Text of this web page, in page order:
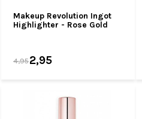
Makeup Revolution Ingot
Highlighter - Rose Gold
4,952,95